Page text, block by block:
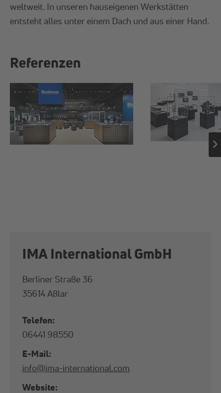
weltweit. In unseren hauseigenen Werkstätten
entsteht alles unter einem Dach und aus einer Hand.
Referenzen
IMA In­ter­na­tio­nal GmbH
Berliner Straße 36
35614 Aßlar
Telefon:
06441 98550
E-Mail:
info@ima-international.com
Website: